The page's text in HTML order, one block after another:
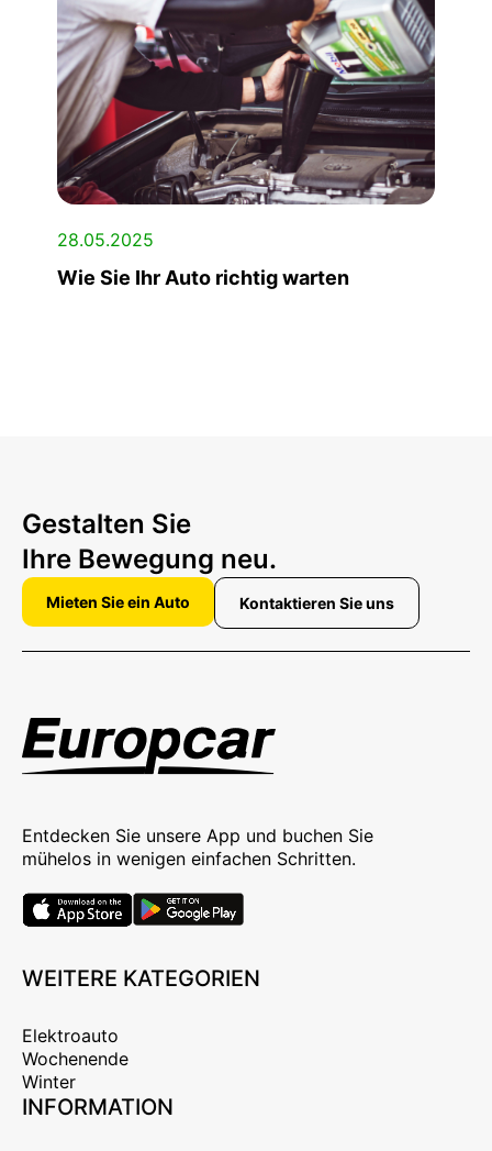
28.05.2025
Wie Sie Ihr Auto richtig warten
Gestalten Sie
Ihre Bewegung neu.
Mieten Sie ein Auto Kontaktieren Sie uns
Entdecken Sie unsere App und buchen Sie
mühelos in wenigen einfachen Schritten.
WEITERE KATEGORIEN
Elektroauto
Wochenende
Winter
INFORMATION